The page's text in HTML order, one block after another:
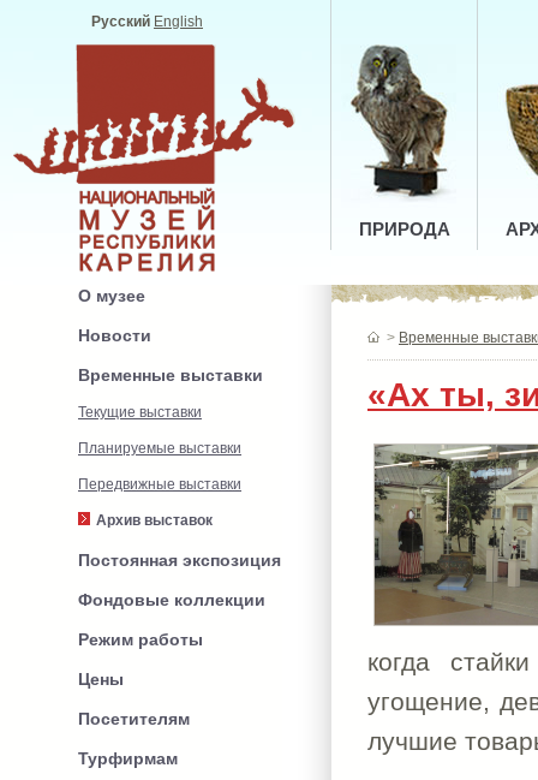
Русский English
ПРИРОДА
О музее
Новости
Временные выставки
Текущие выставки
Планируемые выставки
Передвижные выставки
Архив выставок
Постоянная экспозиция
Фондовые коллекции
Режим работы
Цены
Посетителям
Турфирмам
> Временные
«Ах ты,
когда
угощение,
лучшие